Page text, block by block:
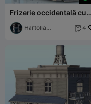
Frizerie occidentală cu
baldachin și bancă (10) -
wild west u
Hartolia
 4